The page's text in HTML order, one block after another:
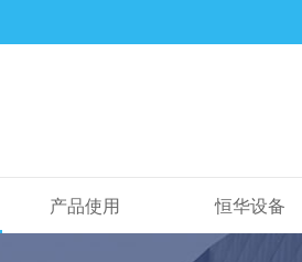
产品使用 恒华设备